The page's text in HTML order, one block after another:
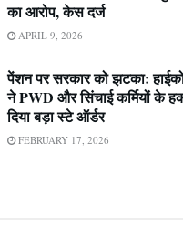
का आरोप, केस दर्ज
APRIL 9, 2026
पेंशन पर सरकार को झटका:
ने PWD और सिंचाई कर्मियों के
दिया बड़ा स्टे ऑर्डर
FEBRUARY 17, 2026